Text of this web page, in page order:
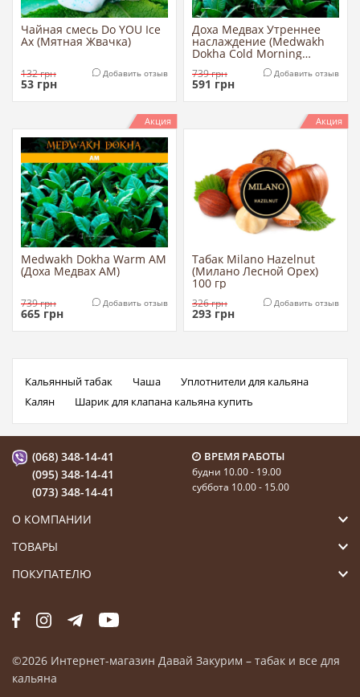
Чайная смесь Do YOU Ice
Ax (Мятная Жвачка)
132грн
53 грн
Добавить отзыв
Доха Медвах Утреннее
наслаждение (Medwakh
Dokha Cold Morning
739грн
591 грн
Добавить отзыв
Акция
Medwakh Dokha Warm AM
(Доха Медвах АМ)
739грн
665 грн
Добавить отзыв
Акция
Табак Milano Hazelnut
(Милано Лесной Орех)
100 гр
326грн
293 грн
Добавить отзыв
Кальянный табак Чаша
Уплотнители для кальяна
Калян
Шарик для клапана кальяна купить
(068) 348-14-41
(095) 348-14-41
(073) 348-14-41
ВРЕМЯ РАБОТЫ
будни 10.00 - 19.00
суббота 10.00 - 15.00
О КОМПАНИИ
ТОВАРЫ
ПОКУПАТЕЛЮ
©2026 Интернет-магазин Давай Закурим – табак и все для
кальяна